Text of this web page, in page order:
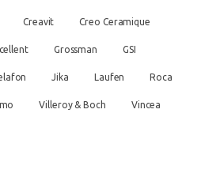
Creavit Creo Ceramique
Grossman GSI
Jika Laufen Roca
Villeroy & Boch Vincea